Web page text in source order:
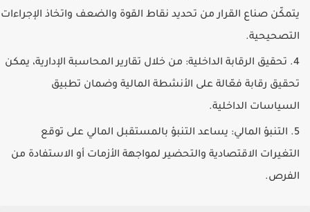
يتمكّن صناع القرار من تحديد نقاط القوة والضعف واتخاذ الإجراءات
التصحيحية.
تحقيق الرقابة الداخلية: من خلال تقارير المحاسبة الإدارية، يمكن
تحقيق رقابة فعّالة على الأنشطة المالية وضمان تطبيق
السياسات الداخلية.
التنبؤ المالي: يساعد التنبؤ بالمستقبل المالي على توقع
التغيرات الاقتصادية والتحضير لمواجهة الأزمات أو الاستفادة من
الفرص.